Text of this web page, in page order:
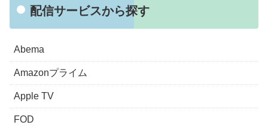
配信サービスから探す
Abema
Amazonプライム
Apple TV
FOD